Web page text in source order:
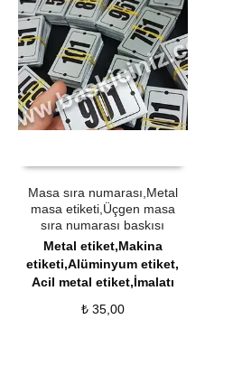
Masa sıra numarası,Metal
masa etiketi,Üçgen masa
sıra numarası baskısı
Metal etiket,Makina
etiketi,Alüminyum etiket,
Acil metal etiket,İmalatı
₺35,00